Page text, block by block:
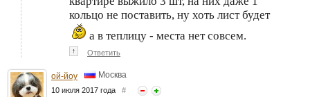
кольцо не поставить, ну хоть лист будет
а в теплицу - места нет совсем.
↑ Ответить
ой-йоу Москва
10 июля 2017 года #